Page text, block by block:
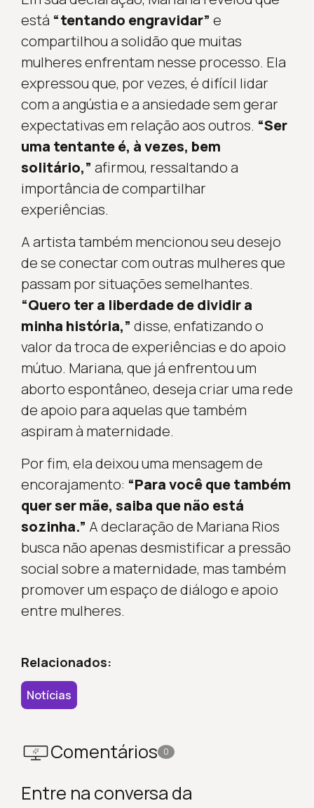
está “tentando engravidar” e
compartilhou a solidão que muitas
mulheres enfrentam nesse processo. Ela
expressou que, por vezes, é difícil lidar
com a angústia e a ansiedade sem gerar
expectativas em relação aos outros. “Ser
uma tentante é, à vezes, bem
solitário,” afirmou, ressaltando a
importância de compartilhar
experiências.
A artista também mencionou seu desejo
de se conectar com outras mulheres que
passam por situações semelhantes.
“Quero ter a liberdade de dividir a
minha história,” disse, enfatizando o
valor da troca de experiências e do apoio
mútuo. Mariana, que já enfrentou um
aborto espontâneo, deseja criar uma rede
de apoio para aquelas que também
aspiram à maternidade.
Por fim, ela deixou uma mensagem de
encorajamento: “Para você que também
quer ser mãe, saiba que não está
sozinha.” A declaração de Mariana Rios
busca não apenas desmistificar a pressão
social sobre a maternidade, mas também
promover um espaço de diálogo e apoio
entre mulheres.
Relacionados:
Notícias
Comentários 0
Entre na conversa da